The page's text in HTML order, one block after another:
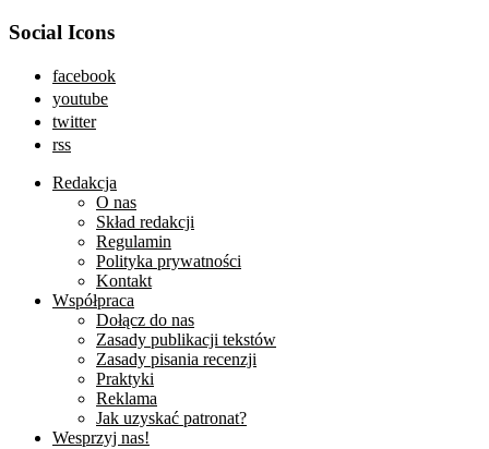
Social Icons
facebook
youtube
twitter
rss
Redakcja
O nas
Skład redakcji
Regulamin
Polityka prywatności
Kontakt
Współpraca
Dołącz do nas
Zasady publikacji tekstów
Zasady pisania recenzji
Praktyki
Reklama
Jak uzyskać patronat?
Wesprzyj nas!